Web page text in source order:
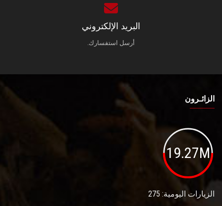
البريد الإلكتروني
أرسل استفسارك.
الزائـرون
19.27M
الزيارات اليومية: 275